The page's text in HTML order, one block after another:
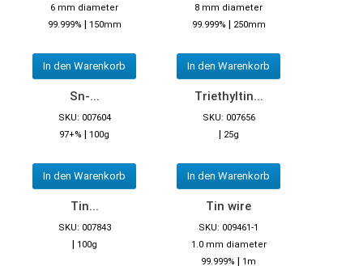
6 mm diameter
99.999% | 150mm
In den Warenkorb
8 mm diameter
99.999% | 250mm
In den Warenkorb
Sn-...
SKU: 007604
97+% | 100g
In den Warenkorb
Triethyltin...
SKU: 007656
| 25g
In den Warenkorb
Tin...
SKU: 007843
| 100g
Tin wire
SKU: 009461-1
1.0 mm diameter
99.999% | 1m